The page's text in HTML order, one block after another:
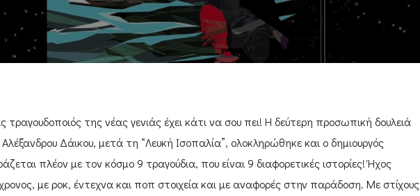
τραγουδοποιός της νέας γενιάς έχει κάτι να σου πει! Η δεύτερη προσωπική δουλειά
Αλέξανδρου Δάικου, μετά τη “Λευκή Ισοπαλία”, ολοκληρώθηκε και ο δημιουργός
πλέον με τον κόσμο 9 τραγούδια, που είναι 9 διαφορετικές ιστορίες! Ήχος
με ροκ, έντεχνα και ποπ στοιχεία και με αναφορές στην παράδοση. Με στίχους